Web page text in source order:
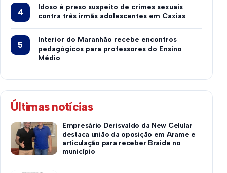
Idoso é preso suspeito de crimes sexuais
contra três irmãs adolescentes em Caxias
Interior do Maranhão recebe encontros
pedagógicos para professores do Ensino
Médio
Últimas notícias
Empresário Derisvaldo da New Celular
destaca união da oposição em Arame e
articulação para receber Braide no
município